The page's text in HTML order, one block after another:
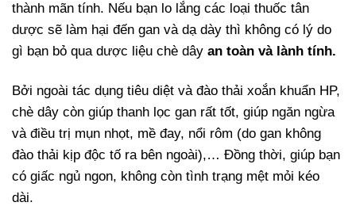
thành mãn tính. Nếu bạn lo lắng các loại thuốc tân
dược sẽ làm hại đến gan và dạ dày thì không có lý do
gì bạn bỏ qua dược liệu chè dây an toàn và lành tính.
Bởi ngoài tác dụng tiêu diệt và đào thải xoắn khuẩn HP,
chè dây còn giúp thanh lọc gan rất tốt, giúp ngăn ngừa
và điều trị mụn nhọt, mề đay, nổi rôm (do gan không
đào thải kịp độc tố ra bên ngoài),… Đồng thời, giúp bạn
có giấc ngủ ngon, không còn tình trạng mệt mỏi kéo
dài.